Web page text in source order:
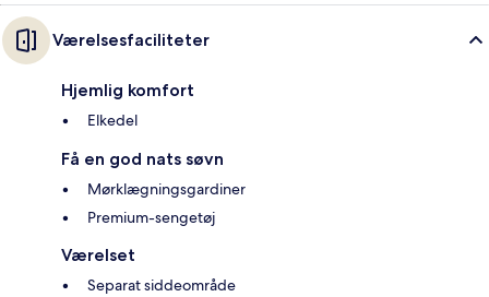
Værelsesfaciliteter
Hjemlig komfort
Elkedel
Få en god nats søvn
Mørklægningsgardiner
Premium-sengetøj
Værelset
Separat siddeområde